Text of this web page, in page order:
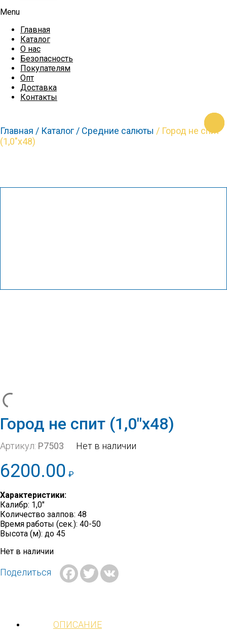
Menu
Главная
Каталог
О нас
Безопасность
Покупателям
Опт
Доставка
Контакты
Главная / Каталог / Средние салюты / Город не спит
(1,0″х48)
Город не спит (1,0″х48)
Артикул: Р7503 Нет в наличии
6200.00 ₽
Характеристики:
Калибр: 1,0″
Количество залпов: 48
Время работы (сек.): 40-50
Высота (м): до 45
Нет в наличии
Поделиться Facebook
Twitter
ОПИСАНИЕ